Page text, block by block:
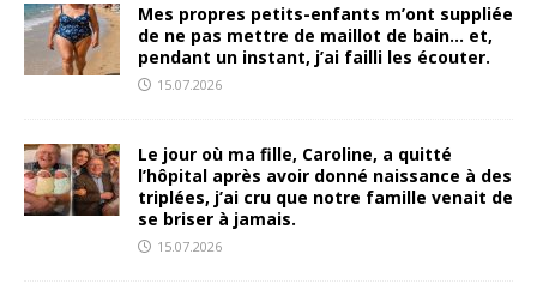
Mes propres petits-enfants m’ont suppliée
de ne pas mettre de maillot de bain… et,
pendant un instant, j’ai failli les écouter.
15.07.2026
Le jour où ma fille, Caroline, a quitté
l’hôpital après avoir donné naissance à des
triplées, j’ai cru que notre famille venait de
se briser à jamais.
15.07.2026